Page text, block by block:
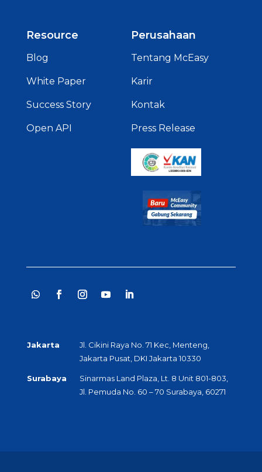
Resource
Blog
White Paper
Success Story
Open API
Perusahaan
Tentang McEasy
Karir
Kontak
Press Release
Jakarta
Jl. Cikini Raya No. 71 Kec, Menteng,
Jakarta Pusat, DKI Jakarta 10330
Surabaya
Sinarmas Land Plaza, Lt. 8 Unit 801-803,
Jl. Pemuda No. 60 – 70 Surabaya, 60271